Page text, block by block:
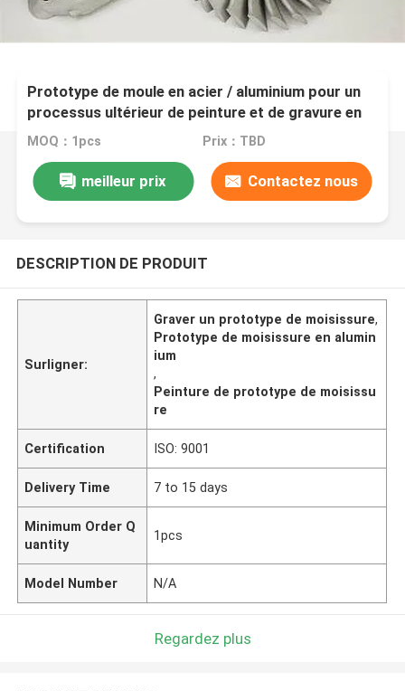
Prototype de moule en acier / aluminium pour un
processus ultérieur de peinture et de gravure en
résine plastique
MOQ：1pcs Prix：TBD
meilleur prix Contactez nous
DESCRIPTION DE PRODUIT
Surligner:
Graver un prototype de moisissure,
Prototype de moisissure en alumin
ium
,
Peinture de prototype de moisissu
re
Certification ISO: 9001
Delivery Time 7 to 15 days
Minimum Order Q
uantity
1pcs
Model Number N/A
Regardez plus